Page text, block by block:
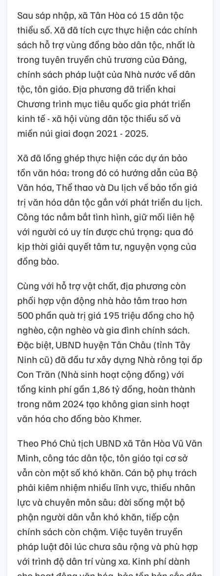
Sau sáp nhập, xã Tân Hòa có 15 dân tộc
thiểu số. Xã đã tích cực thực hiện các chính
sách hỗ trợ vùng đồng bào dân tộc, nhất là
trong tuyên truyền chủ trương của Đảng,
chính sách pháp luật của Nhà nước về dân
tộc, tôn giáo. Địa phương đã triển khai
Chương trình mục tiêu quốc gia phát triển
kinh tế - xã hội vùng dân tộc thiểu số và
miền núi giai đoạn 2021 - 2025.
Xã đã lồng ghép thực hiện các dự án bảo
tồn văn hóa; trong đó có hướng dẫn của Bộ
Văn hóa, Thể thao và Du lịch về bảo tồn giá
trị văn hóa dân tộc gắn với phát triển du lịch.
Công tác nắm bắt tình hình, giữ mối liên hệ
với người có uy tín được chú trọng; qua đó
kịp thời giải quyết tâm tư, nguyện vọng của
đồng bào.
Cùng với hỗ trợ vật chất, địa phương còn
phối hợp vận động nhà hảo tâm trao hơn
500 phần quà trị giá 195 triệu đồng cho hộ
nghèo, cận nghèo và gia đình chính sách.
Đặc biệt, UBND huyện Tân Châu (tỉnh Tây
Ninh cũ) đã đầu tư xây dựng Nhà rông tại ấp
Con Trăn (Nhà sinh hoạt cộng đồng) với
tổng kinh phí gần 1,86 tỷ đồng, hoàn thành
trong năm 2024 tạo không gian sinh hoạt
văn hóa cho đồng bào Khmer.
Theo Phó Chủ tịch UBND xã Tân Hòa Vũ Văn
Minh, công tác dân tộc, tôn giáo tại cơ sở
vẫn còn một số khó khăn. Cán bộ phụ trách
phải kiêm nhiệm nhiều lĩnh vực, thiếu nhân
lực và chuyên môn sâu; đời sống một bộ
phận người dân vẫn khó khăn, tiếp cận
chính sách còn chậm. Việc tuyên truyền
pháp luật đôi lúc chưa sâu rộng và phù hợp
với trình độ dân trí vùng xa. Kinh phí dành